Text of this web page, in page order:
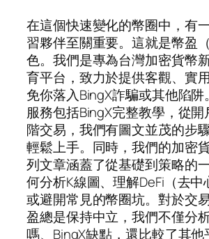
在這個快速變化的幣圈中，有
習夥伴至關重要。這就是幣盈
色。我們是專為台灣加密貨幣
育平台，致力於提供客觀、實
免你落入BingX詐騙或其他陷
服務包括BingX完整教學，從
階交易，我們有圖文並茂的步
輕鬆上手。同時，我們的加密
列文章涵蓋了從基礎到策略的
何分析K線圖、理解DeFi（去中
或避開常見的幣圈坑。對於交
盈總是保持中立，我們不僅分
嗎、BingX缺點，還比較了其他